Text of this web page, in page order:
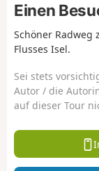
Einen
Schöner Radweg
Flusses Isel.
Sei stets
Autor / die
auf dieser Tour